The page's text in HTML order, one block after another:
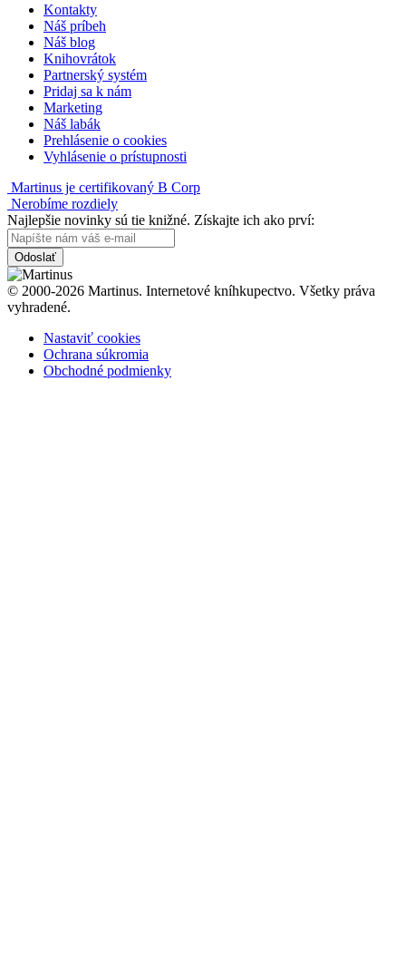
Kontakty
Náš príbeh
Náš blog
Knihovrátok
Partnerský systém
Pridaj sa k nám
Marketing
Náš labák
Prehlásenie o cookies
Vyhlásenie o prístupnosti
Martinus je certifikovaný B Corp
Nerobíme rozdiely
Najlepšie novinky sú tie knižné. Získajte ich ako prví:
Odoslať
© 2000-2026 Martinus. Internetové kníhkupectvo. Všetky práva
vyhradené.
Nastaviť cookies
Ochrana súkromia
Obchodné podmienky